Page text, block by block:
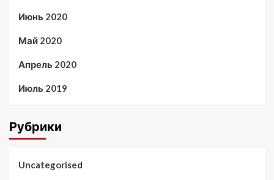
Июнь 2020
Май 2020
Апрель 2020
Июль 2019
Рубрики
Uncategorised